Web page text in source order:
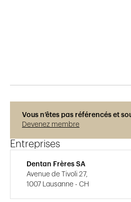
Vous n’êtes pas référencés et
Devenez membre
Entreprises
Dentan Frères SA
Avenue de Tivoli 27,
1007 Lausanne - CH